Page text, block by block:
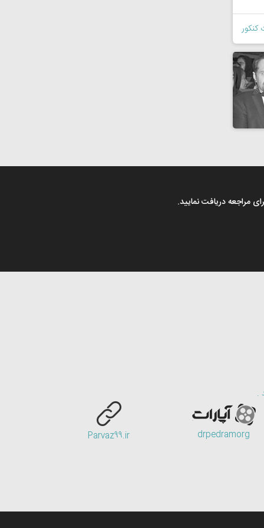
کنکور
مراجعه دریافت نمایید.
.
drpedramorg
Parvaz99.ir